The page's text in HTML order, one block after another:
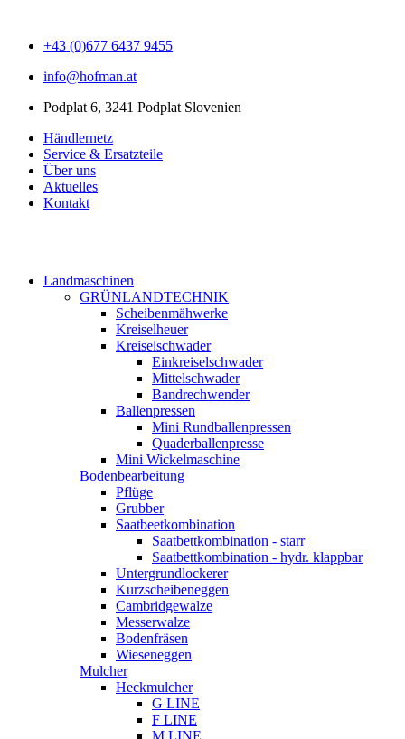
+43 (0)677 6437 9455
info@hofman.at
Podplat 6, 3241 Podplat Slovenien
Händlernetz
Service & Ersatzteile
Über uns
Aktuelles
Kontakt
Landmaschinen
GRÜNLANDTECHNIK
Scheibenmähwerke
Kreiselheuer
Kreiselschwader
Einkreiselschwader
Mittelschwader
Bandrechwender
Ballenpressen
Mini Rundballenpressen
Quaderballenpresse
Mini Wickelmaschine
Bodenbearbeitung
Pflüge
Grubber
Saatbeetkombination
Saatbettkombination - starr
Saatbettkombination - hydr. klappbar
Untergrundlockerer
Kurzscheibeneggen
Cambridgewalze
Messerwalze
Bodenfräsen
Wieseneggen
Mulcher
Heckmulcher
G LINE
F LINE
M LINE